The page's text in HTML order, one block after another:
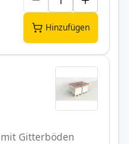
Hinzufügen
Gitterböden